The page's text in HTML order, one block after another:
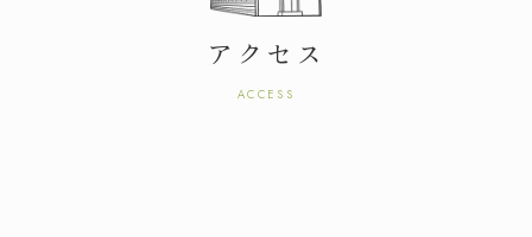
アクセス
ACCESS